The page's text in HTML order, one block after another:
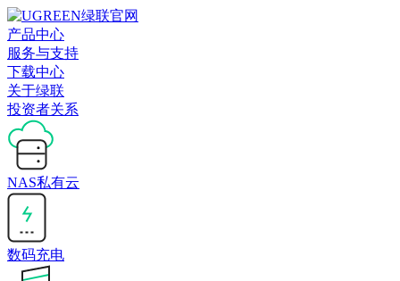
产品中心
服务与支持
下载中心
关于绿联
投资者关系
NAS私有云
数码充电